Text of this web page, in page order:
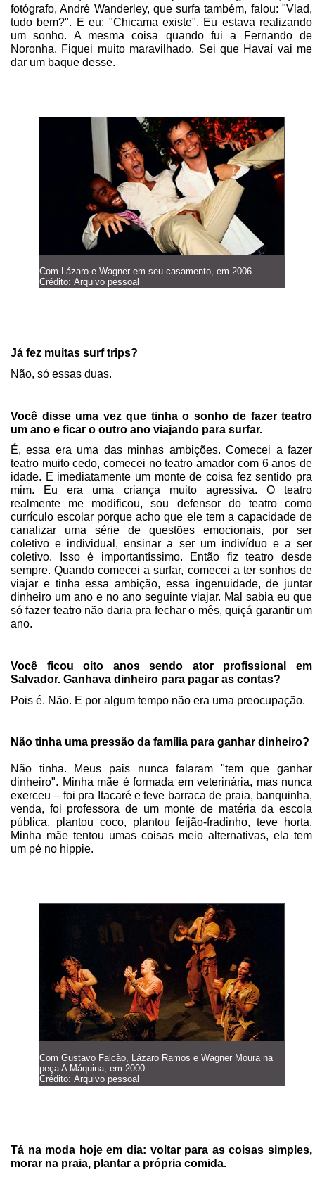
fotógrafo, André Wanderley, que surfa também, falou: "Vlad,
tudo bem?". E eu: "Chicama existe". Eu estava realizando
um sonho. A mesma coisa quando fui a Fernando de
Noronha. Fiquei muito maravilhado. Sei que Havaí vai me
dar um baque desse.
Com Lázaro e Wagner em seu casamento, em 2006
Crédito: Arquivo pessoal
Já fez muitas surf trips?
Não, só essas duas.
Você disse uma vez que tinha o sonho de fazer teatro
um ano e ficar o outro ano viajando para surfar.
É, essa era uma das minhas ambições. Comecei a fazer
teatro muito cedo, comecei no teatro amador com 6 anos de
idade. E imediatamente um monte de coisa fez sentido pra
mim. Eu era uma criança muito agressiva. O teatro
realmente me modificou, sou defensor do teatro como
currículo escolar porque acho que ele tem a capacidade de
canalizar uma série de questões emocionais, por ser
coletivo e individual, ensinar a ser um indivíduo e a ser
coletivo. Isso é importantíssimo. Então fiz teatro desde
sempre. Quando comecei a surfar, comecei a ter sonhos de
viajar e tinha essa ambição, essa ingenuidade, de juntar
dinheiro um ano e no ano seguinte viajar. Mal sabia eu que
só fazer teatro não daria pra fechar o mês, quiçá garantir um
ano.
Você ficou oito anos sendo ator profissional em
Salvador. Ganhava dinheiro para pagar as contas?
Pois é. Não. E por algum tempo não era uma preocupação.
Não tinha uma pressão da família para ganhar dinheiro?
Não tinha. Meus pais nunca falaram "tem que ganhar
dinheiro". Minha mãe é formada em veterinária, mas nunca
exerceu – foi pra Itacaré e teve barraca de praia, banquinha,
venda, foi professora de um monte de matéria da escola
pública, plantou coco, plantou feijão-fradinho, teve horta.
Minha mãe tentou umas coisas meio alternativas, ela tem
um pé no hippie.
Com Gustavo Falcão, Lázaro Ramos e Wagner Moura na
peça A Máquina, em 2000
Crédito: Arquivo pessoal
Tá na moda hoje em dia: voltar para as coisas simples,
morar na praia, plantar a própria comida.